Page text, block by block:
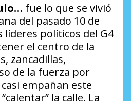
fue lo que se vivió
del pasado 10 de
líderes políticos del G4
el centro de la
zancadillas,
de la fuerza por
empañan este
la calle. La